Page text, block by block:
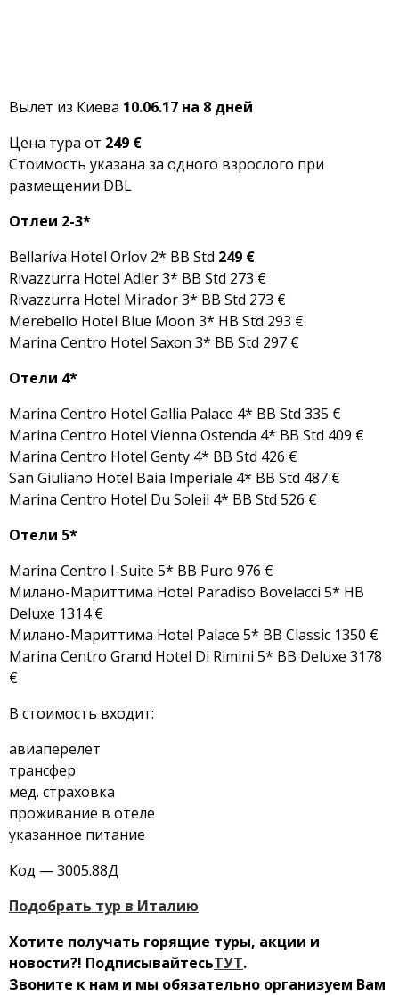
Вылет из Киева 10.06.17 на 8 дней
Цена тура от 249 €
Стоимость указана за одного взрослого при
размещении DBL
Отлеи 2-3*
Bellariva Hotel Orlov 2* BB Std 249 €
Rivazzurra Hotel Adler 3* BB Std 273 €
Rivazzurra Hotel Mirador 3* BB Std 273 €
Merebello Hotel Blue Moon 3* HB Std 293 €
Marina Centro Hotel Saxon 3* BB Std 297 €
Отели 4*
Marina Centro Hotel Gallia Palace 4* BB Std 335 €
Marina Centro Hotel Vienna Ostenda 4* BB Std 409 €
Marina Centro Hotel Genty 4* BB Std 426 €
San Giuliano Hotel Baia Imperiale 4* BB Std 487 €
Marina Centro Hotel Du Soleil 4* BB Std 526 €
Отели 5*
Marina Centro I-Suite 5* BB Puro 976 €
Милано-Мариттима Hotel Paradiso Bovelacci 5* HB
Deluxe 1314 €
Милано-Мариттима Hotel Palace 5* BB Classic 1350 €
Marina Centro Grand Hotel Di Rimini 5* BB Deluxe 3178
€
В стоимость входит:
авиаперелет
трансфер
мед. страховка
проживание в отеле
указанное питание
Код —3005.88Д
Подобрать тур в Италию
Хотите получать горящие туры, акции и
новости?! ПодписывайтесьТУТ.
Звоните к нам и мы обязательно организуем Вам